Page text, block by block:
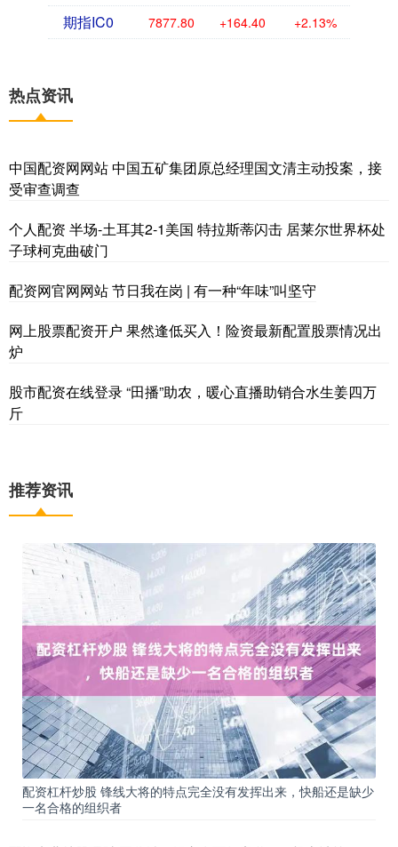
期指IC0 7877.80 +164.40 +2.13%
热点资讯
中国配资网网站 中国五矿集团原总经理国文清主动投案，接
受审查调查
个人配资 半场-土耳其2-1美国 特拉斯蒂闪击 居莱尔世界杯处
子球柯克曲破门
配资网官网网站 节日我在岗 | 有一种“年味”叫坚守
网上股票配资开户 果然逢低买入！险资最新配置股票情况出
炉
股市配资在线登录 “田播”助农，暖心直播助销合水生姜四万
斤
推荐资讯
配资杠杆炒股 锋线大将的特点完全没有发挥出来，快船还是缺少
一名合格的组织者